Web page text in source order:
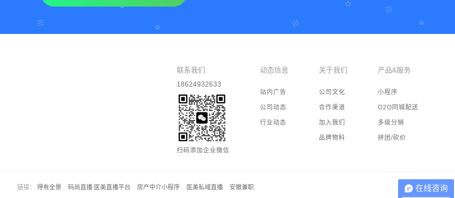
联系我们
18624932633
扫码添加企业微信
动态信息
站内广告
公司动态
行业动态
关于我们
公司文化
合作渠道
加入我们
品牌物料
产品&服务
小程序
O2O同城配送
多级分销
拼团/砍价
链接： 得有全景 码尚直播 医美直播平台 房产中介小程序 医美私域直播 安徽兼职 在线咨询